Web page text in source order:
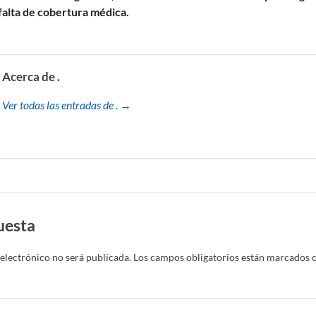
de cobertura médica.
Acerca de .
Ver todas las entradas de . →
no será publicada. Los campos obligatorios están marcados